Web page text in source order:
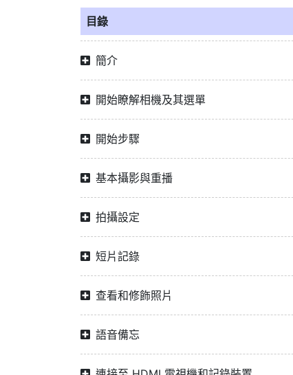
目錄
簡介
開始瞭解相機及其選單
開始步驟
基本攝影與重播
拍攝設定
短片記錄
查看和修飾照片
語音備忘